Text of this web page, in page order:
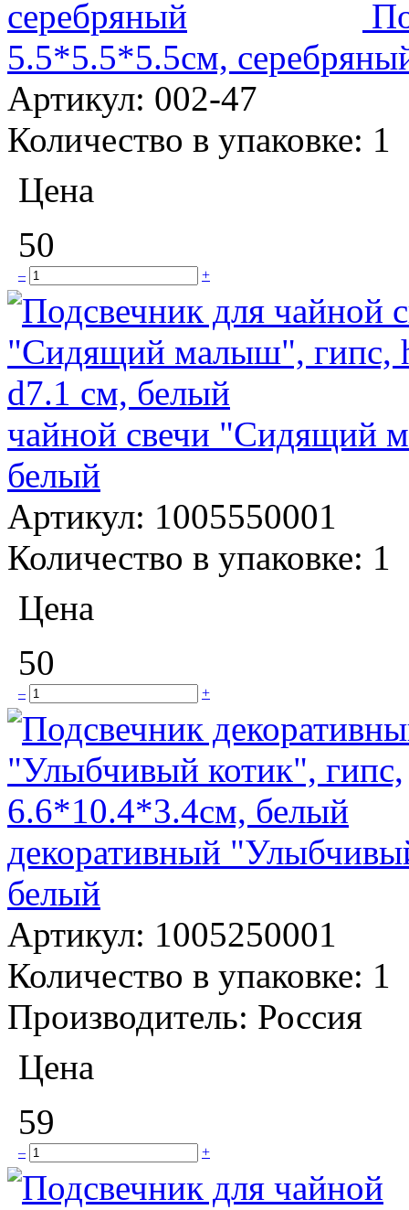
5.5*5.5*5.5см,
Артикул: 002-47
Количество в упаковке: 1
Цена
50
– +
чайной свечи "Сидящий
белый
Артикул: 1005550001
Количество в упаковке: 1
Цена
50
– +
декоративный
белый
Артикул: 1005250001
Количество в упаковке: 1
Производитель: Россия
Цена
59
– +